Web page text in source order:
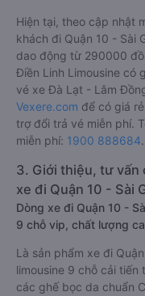
Hiện tại, theo cập nhật
khách đi Quận 10 - Sài
dao động từ 290000
Điền Linh Limousine có
vé xe Đà Lạt - Lâm
Vexere.com để có giá
trợ đổi trả vé miễn phí.
miễn phí: 1900 888684.
3. Giới thiệu, tư vấn
xe đi Quận 10 - Sài
Dòng xe đi Quận 10 -
9 chỗ vip, chất lượng
Là sản phẩm xe đi
limousine 9 chỗ cải
các ghế bọc da chuẩn